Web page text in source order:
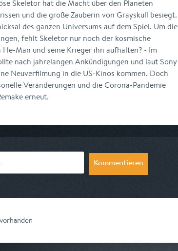
Skeletor hat die Macht über den Planeten
und die große Zauberin von Grayskull besiegt.
des ganzen Universums auf dem Spiel. Um die
fehlt Skeletor nur noch der kosmische
He-Man und seine Krieger ihn aufhalten? - Im
nach jahrelangen Ankündigungen und laut Sony
Neuverfilmung in die US-Kinos kommen. Doch
Veränderungen und die Corona-Pandemie
erneut.
Kommentieren